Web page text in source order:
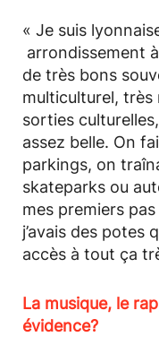
« Je suis
arrondissement
de très bons
multiculturel, très
sorties culturelles,
assez belle. On
parkings, on
skateparks ou
mes premiers
j’avais des potes
accès à tout ça
La musique, le
évidence?